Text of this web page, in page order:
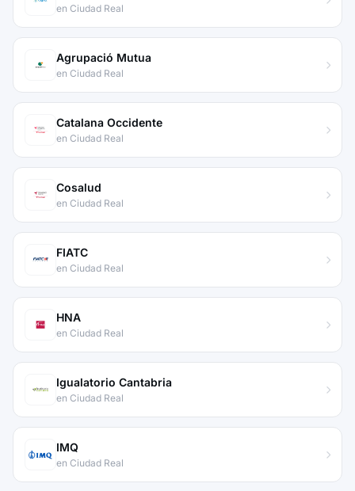
en Ciudad Real
Agrupació Mutua
en Ciudad Real
Catalana Occidente
en Ciudad Real
Cosalud
en Ciudad Real
FIATC
en Ciudad Real
HNA
en Ciudad Real
Igualatorio Cantabria
en Ciudad Real
IMQ
en Ciudad Real